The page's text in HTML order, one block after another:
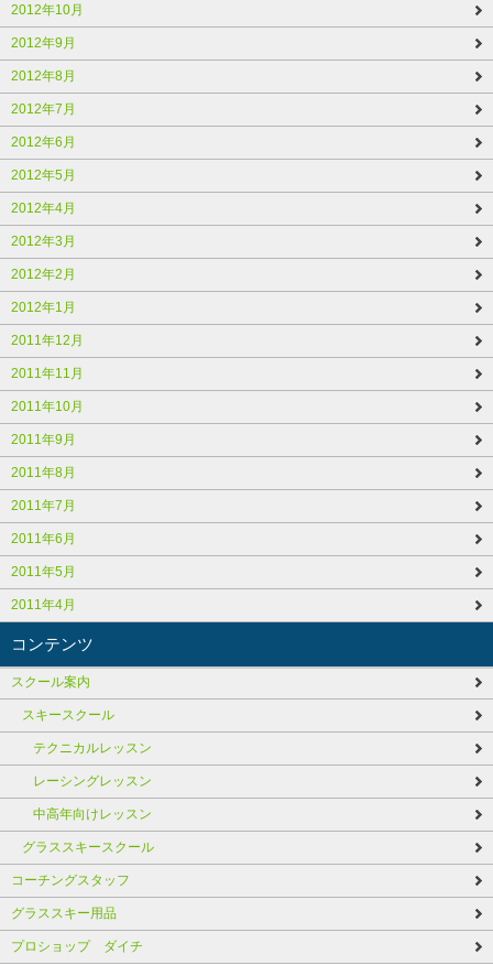
2012年10月
2012年9月
2012年8月
2012年7月
2012年6月
2012年5月
2012年4月
2012年3月
2012年2月
2012年1月
2011年12月
2011年11月
2011年10月
2011年9月
2011年8月
2011年7月
2011年6月
2011年5月
2011年4月
コンテンツ
スクール案内
スキースクール
テクニカルレッスン
レーシングレッスン
中高年向けレッスン
グラススキースクール
コーチングスタッフ
グラススキー用品
プロショップ ダイチ